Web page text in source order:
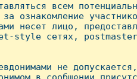
всем
ознакомление
несет лицо,
style сетях,
не
в сообщении